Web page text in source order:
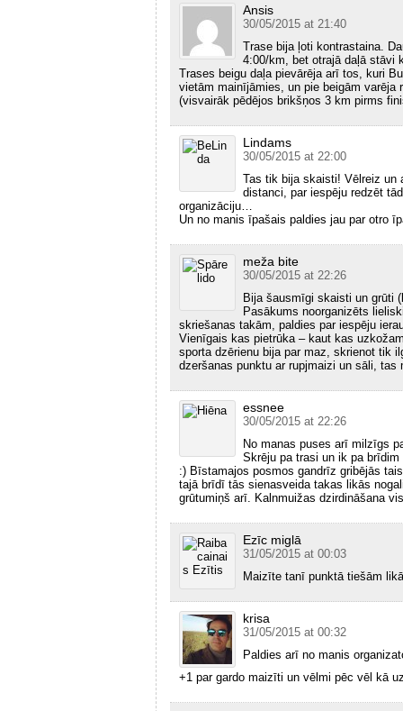
Ansis
30/05/2015 at 21:40
Trase bija ļoti kontrastaina.
4:00/km, bet otrajā daļā stāvi
Trases beigu daļa pievārēja arī tos, kuri
vietām mainījāmies, un pie beigām
(visvairāk pēdējos brikšņos 3 km pirms
Lindams
30/05/2015 at 22:00
Tas tik bija skaisti! Vēlreiz un
distanci, par iespēju redzēt
organizāciju…
Un no manis īpašais paldies jau par otro
meža bite
30/05/2015 at 22:26
Bija šausmīgi skaisti un grūti
Pasākums noorganizēts
skriešanas takām, paldies par iespēju
Vienīgais kas pietrūka – kaut kas
sporta dzērienu bija par maz, skrienot tik
dzeršanas punktu ar rupjmaizi un sāli,
essnee
30/05/2015 at 22:26
No manas puses arī milzīgs
Skrēju pa trasi un ik pa
:) Bīstamajos posmos gandrīz gribējās
tajā brīdī tās sienasveida takas likās
grūtumiņš arī. Kalnmuižas dzirdināšana
Ezīc miglā
31/05/2015 at 00:03
Maizīte tanī punktā tiešām
krisa
31/05/2015 at 00:32
Paldies arī no manis
+1 par gardo maizīti un vēlmi pēc vēl kā